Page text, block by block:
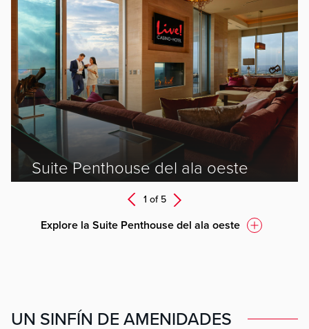
Suite Penthouse del ala oeste
1 of 5 Next
Explore la Suite Penthouse del ala oeste
UN SINFÍN DE AMENIDADES